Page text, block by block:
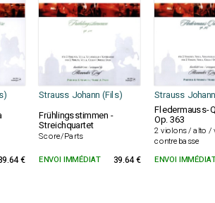
Strauss Johann (Fils) Strauss
Frühlingsstimmen -
Streichquartet
Score/Parts
Fledermauss-
Op. 363
2 violons / alto /
contrebasse
€ ENVOI IMMÉDIAT 39.64 € ENVOI